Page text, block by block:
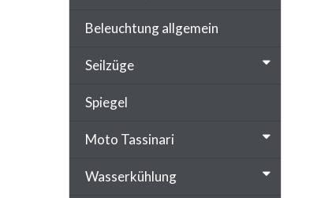
Beleuchtung allgemein
Seilzüge
Spiegel
Moto Tassinari
Wasserkühlung